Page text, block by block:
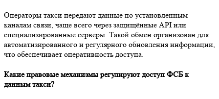
Операторы такси передают данные по установленным
каналам связи, чаще всего через защищённые API или
специализированные серверы. Такой обмен организован для
автоматизированного и регулярного обновления информации,
что обеспечивает оперативность доступа.
Какие правовые механизмы регулируют доступ ФСБ к
данным такси?